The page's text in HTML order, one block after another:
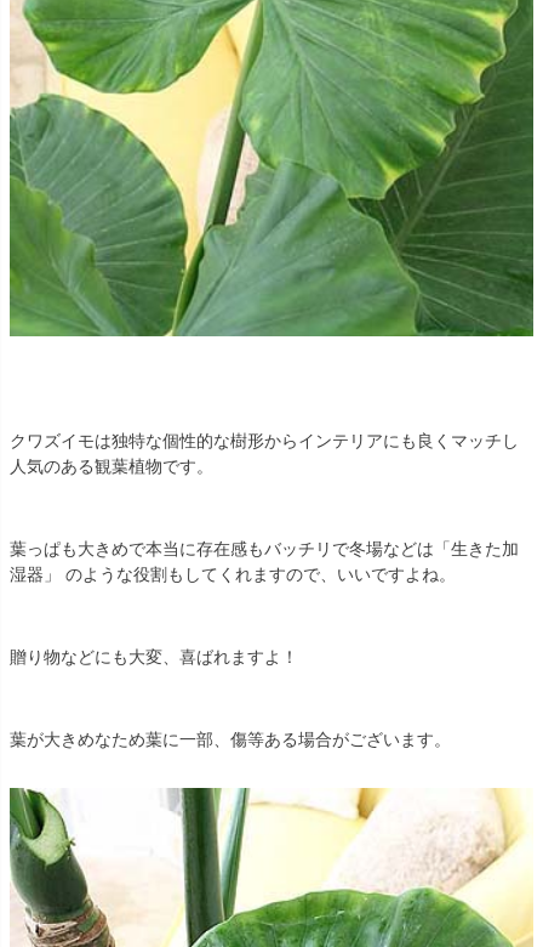
クワズイモは独特な個性的な樹形からインテリアにも良くマッチし
人気のある観葉植物です。
葉っぱも大きめで本当に存在感もバッチリで冬場などは「生きた加
湿器」 のような役割もしてくれますので、いいですよね。
贈り物などにも大変、喜ばれますよ！
葉が大きめなため葉に一部、傷等ある場合がございます。